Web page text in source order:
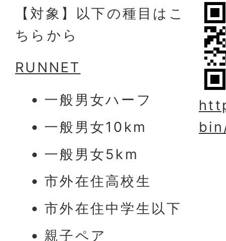
【対象】以下の種目はこ
ちらから
RUNNET
一般男女ハーフ
一般男女10km
一般男女5km
市外在住高校生
市外在住中学生以下
親子ペア